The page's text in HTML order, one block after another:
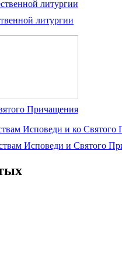
литургии
Причащения
Исповеди и Святого